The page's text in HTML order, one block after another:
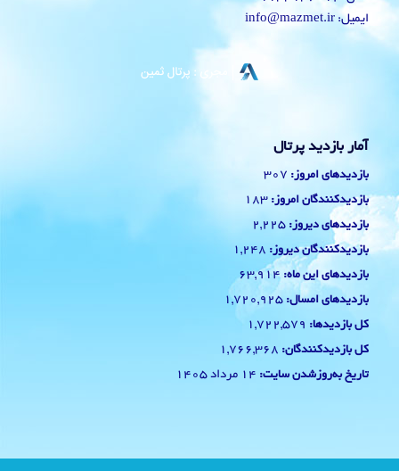
ایمیل: info@mazmet.ir
آمار بازدید پرتال
بازدیدهای امروز: 307
بازدیدکنندگان امروز: 183
بازدیدهای دیروز: 2,225
بازدیدکنندگان دیروز: 1,248
بازدیدهای این ماه: 63,914
بازدیدهای امسال: 1,720,925
کل بازدیدها: 1,722,579
کل بازدیدکنند‌گان: 1,766,368
تاریخ به‌روزشدن سایت: 14 مرداد 1405